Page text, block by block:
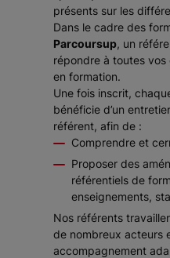
présents sur les
Dans le cadre des
Parcoursup, un
répondre à toutes vos
en formation.
Une fois inscrit,
bénéficie d’un
référent, afin de :
Comprendre et
Proposer des
référentiels de
enseignements,
Nos référents
de nombreux acteurs
accompagnement